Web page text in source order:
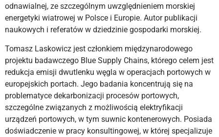
odnawialnej, ze szczególnym uwzględnieniem morskiej
energetyki wiatrowej w Polsce i Europie. Autor publikacji
naukowych i referatów w dziedzinie gospodarki morskiej.
Tomasz Laskowicz jest członkiem międzynarodowego
projektu badawczego Blue Supply Chains, którego celem jest
redukcja emisji dwutlenku węgla w operacjach portowych w
europejskich portach. Jego badania koncentrują się na
problematyce dekarbonizacji procesów portowych,
szczególne związanych z możliwością elektryfikacji
urządzeń portowych, w tym suwnic kontenerowych. Posiada
doświadczenie w pracy konsultingowej, w której specjalizuje